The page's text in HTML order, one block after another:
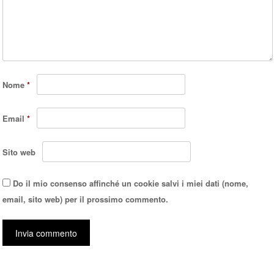
Nome*
Email*
Sito web
Do il mio consenso affinché un cookie salvi i miei dati (nome,
email, sito web) per il prossimo commento.